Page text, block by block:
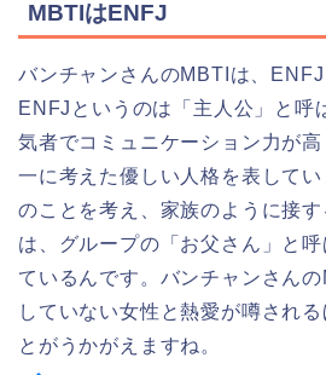
MBTIはENFJ
バンチャンさんのMBTIは、ENFJ
ENFJというのは「主人公」と呼
気者でコミュニケーション力が
一に考えた優しい人格を表して
のことを考え、家族のように接
は、グループの「お父さん」と
ているんです。バンチャンさん
していない女性と熱愛が噂され
とがうかがえますね。